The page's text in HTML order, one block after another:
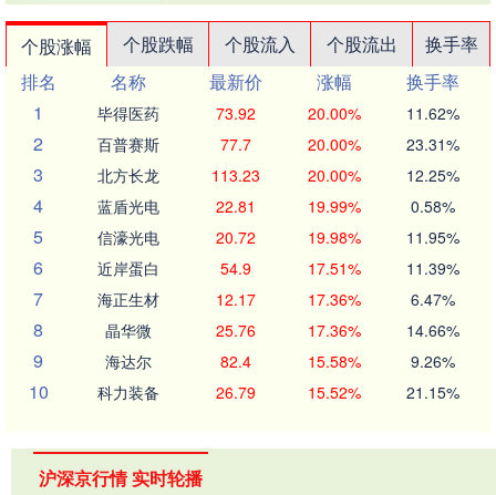
个股涨幅 个股跌幅 个股流入 个股流出
换手率
排名
名称 最新价 涨幅
换手率
1
毕得医药 73.92 20.00% 11.62%
2 百普赛斯 77.7 20.00% 23.31%
3 北方长龙 113.23 20.00% 12.25%
4 蓝盾光电 22.81 19.99% 0.58%
5 信濠光电 20.72 19.98% 11.95%
6 近岸蛋白 54.9 17.51% 11.39%
7 海正生材 12.17 17.36% 6.47%
8 晶华微 25.76 17.36% 14.66%
9 海达尔 82.4 15.58% 9.26%
10 科力装备 26.79 15.52% 21.15%
沪深京行情 实时轮播